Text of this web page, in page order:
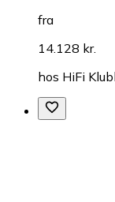
fra
14.128 kr.
hos HiFi